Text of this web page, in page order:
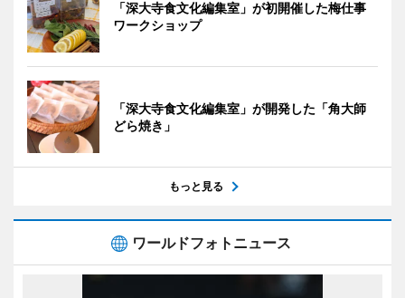
「深大寺食文化編集室」が初開催した梅仕事
ワークショップ
「深大寺食文化編集室」が開発した「角大師
どら焼き」
もっと見る
ワールドフォトニュース